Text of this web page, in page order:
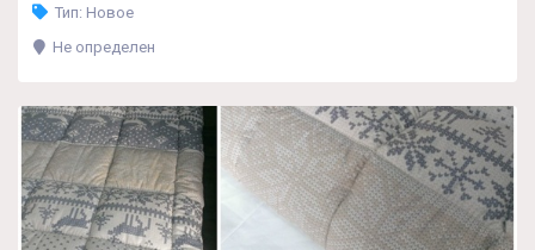
Тип: Новое
Не определен